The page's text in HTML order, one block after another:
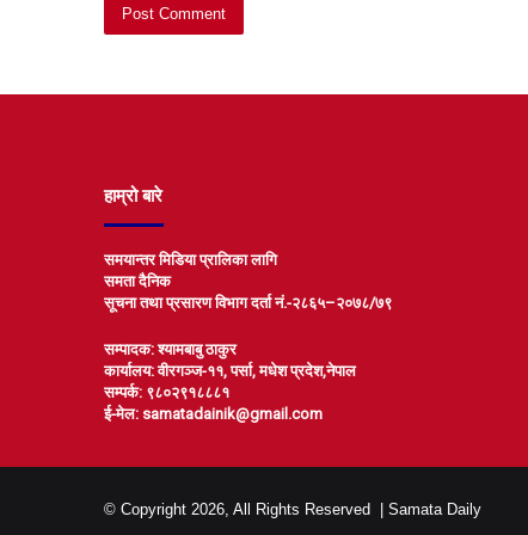
हाम्रो बारे
समयान्तर मिडिया प्रालिका लागि
समता दैनिक
सूचना तथा प्रसारण विभाग दर्ता नं.-२८६५–२०७८/७९
सम्पादक: श्यामबाबु ठाकुर
कार्यालय: वीरगञ्ज-११, पर्सा, मधेश प्रदेश,नेपाल
सम्पर्क: ९८०२९१८८८१
ई-मेल: samatadainik@gmail.com
© Copyright 2026, All Rights Reserved | Samata Daily